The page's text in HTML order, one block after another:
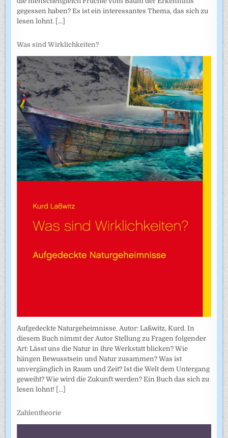
gegessen haben? Es ist ein interessantes Thema, das sich zu
lesen lohnt. [...]
Was sind Wirklichkeiten?
Aufgedeckte Naturgeheimnisse. Autor: Laßwitz, Kurd. In
diesem Buch nimmt der Autor Stellung zu Fragen folgender
Art: Lässt uns die Natur in ihre Werkstatt blicken? Wie
hängen Bewusstsein und Natur zusammen? Was ist
unvergänglich in Raum und Zeit? Ist die Welt dem Untergang
geweiht? Wie wird die Zukunft werden? Ein Buch das sich zu
lesen lohnt! [...]
Zahlentheorie